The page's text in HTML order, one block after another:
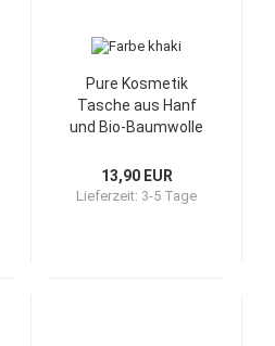
Pure Kosmetik
Tasche aus Hanf
und Bio-Baumwolle
13,90 EUR
Lieferzeit: 3-5 Tage